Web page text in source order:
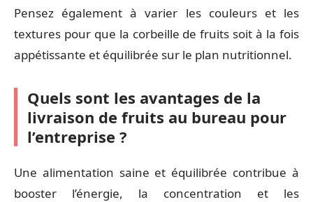
Pensez également à varier les couleurs et les
textures pour que la corbeille de fruits soit à la fois
appétissante et équilibrée sur le plan nutritionnel.
Quels sont les avantages de la
livraison de fruits au bureau pour
l’entreprise ?
Une alimentation saine et équilibrée contribue à
booster l’énergie, la concentration et les